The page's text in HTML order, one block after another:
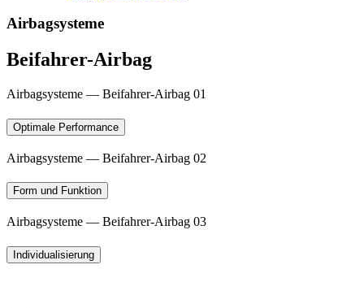
Airbagsysteme
Beifahrer-Airbag
Airbagsysteme — Beifahrer-Airbag 01
Optimale Performance
Airbagsysteme — Beifahrer-Airbag 02
Form und Funktion
Airbagsysteme — Beifahrer-Airbag 03
Individualisierung